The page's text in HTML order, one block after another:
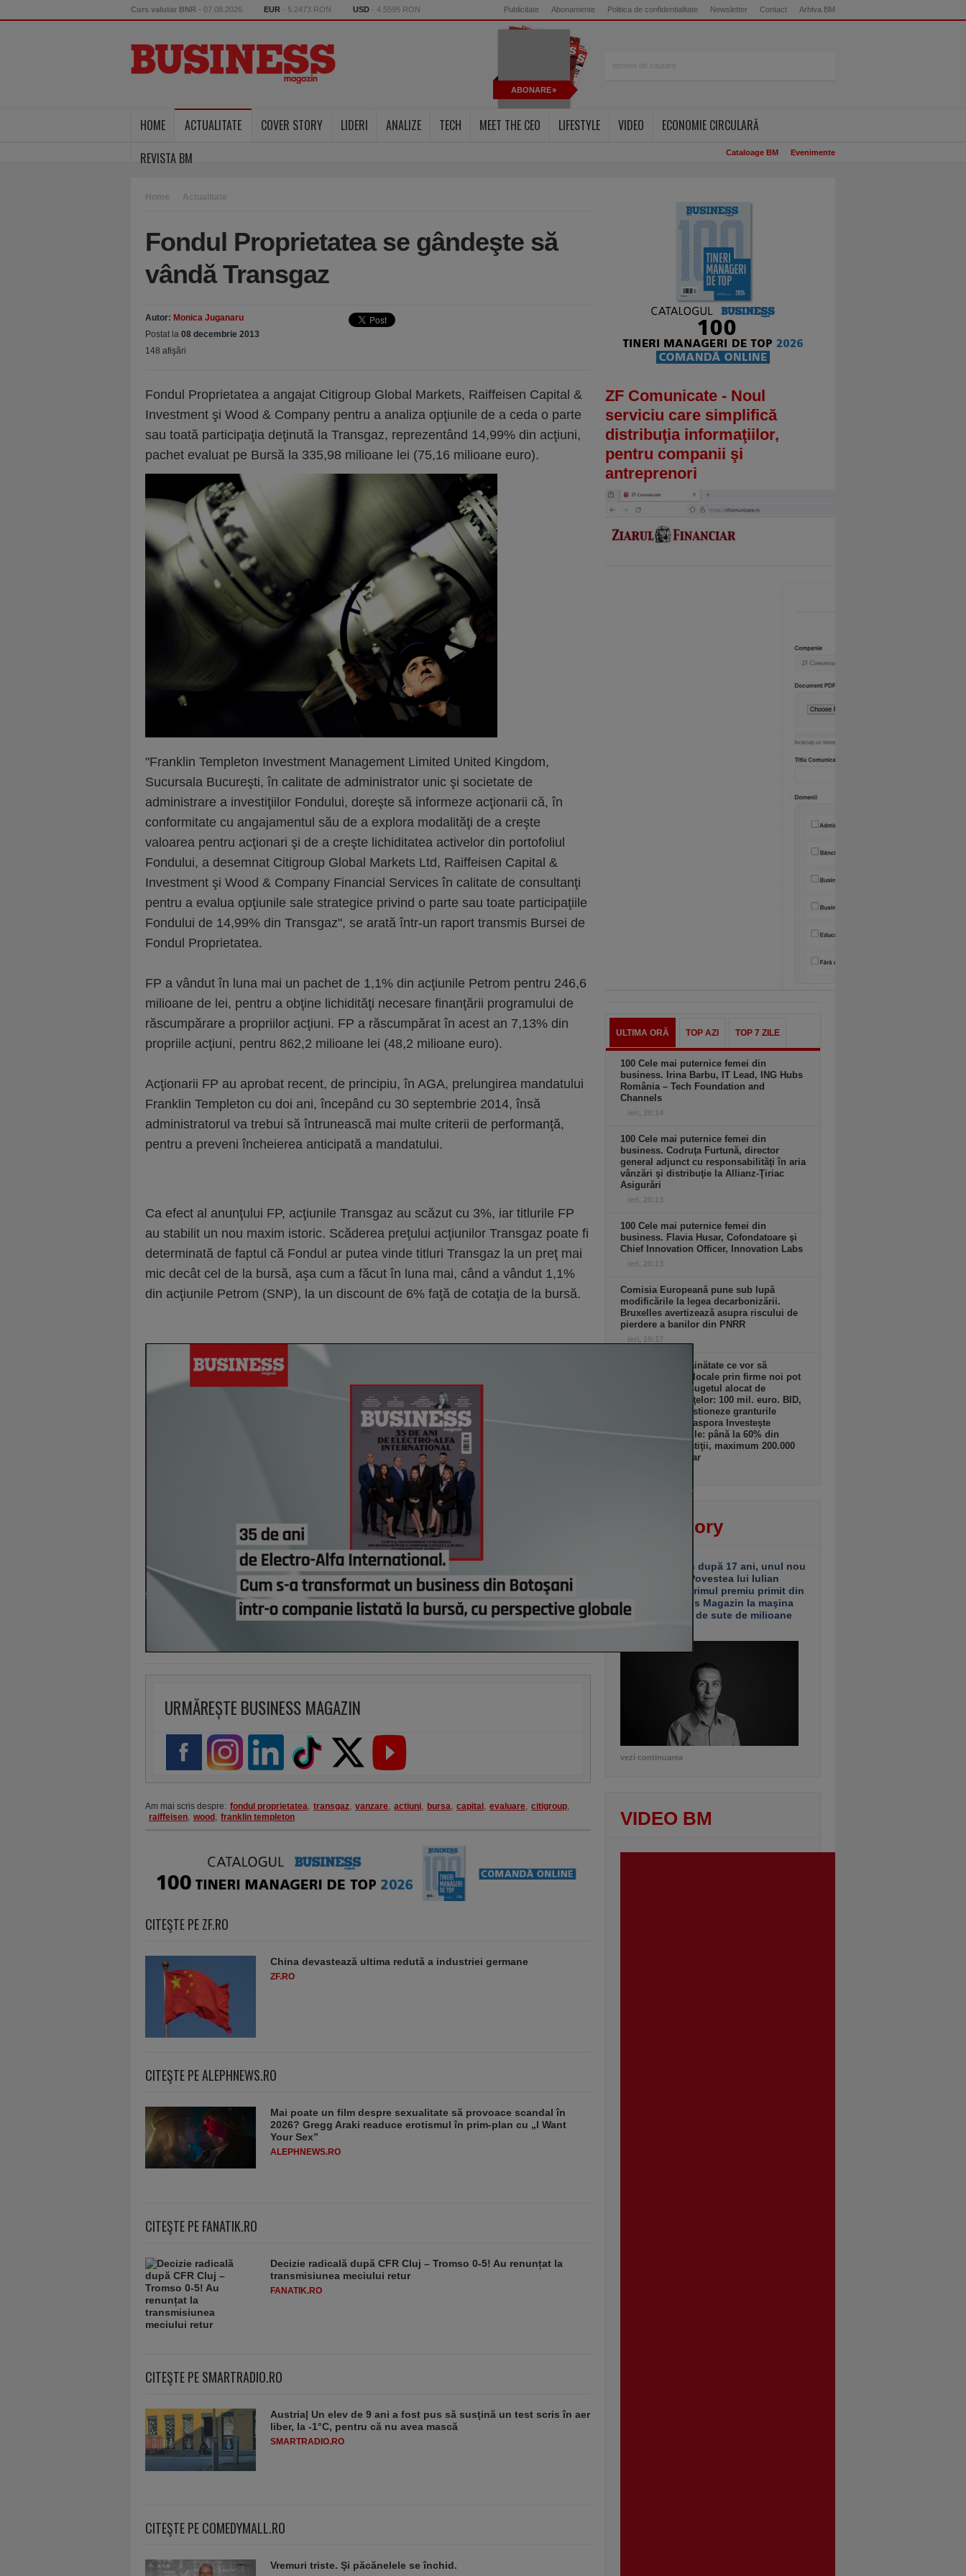
Curs valutar BNR - 07.08.2026 EUR - 5.2473 RON USD - 4.5595 RON Publicitate Abonamente Politica de confidentialitate Newsletter Contact Arhiva BM
ABONARE
HOME ACTUALITATE COVER STORY LIDERI ANALIZE TECH MEET THE CEO LIFESTYLE VIDEO
ECONOMIE CIRCULARĂ
REVISTA BM
Cataloage BM Evenimente
Home Actualitate
Fondul Proprietatea se gândeşte să
vândă Transgaz
Autor: Monica Juganaru
Postat la 08 decembrie 2013
148 afişări
Fondul Proprietatea a angajat Citigroup Global Markets, Raiffeisen Capital &
Investment şi Wood & Company pentru a analiza opţiunile de a ceda o parte
sau toată participaţia deţinută la Transgaz, reprezentând 14,99% din acţiuni,
pachet evaluat pe Bursă la 335,98 milioane lei (75,16 milioane euro).
"Franklin Templeton Investment Management Limited United Kingdom,
Sucursala Bucureşti, în calitate de administrator unic şi societate de
administrare a investiţiilor Fondului, doreşte să informeze acţionarii că, în
conformitate cu angajamentul său de a explora modalităţi de a creşte
valoarea pentru acţionari şi de a creşte lichiditatea activelor din portofoliul
Fondului, a desemnat Citigroup Global Markets Ltd, Raiffeisen Capital &
Investment şi Wood & Company Financial Services în calitate de consultanţi
pentru a evalua opţiunile sale strategice privind o parte sau toate participaţiile
Fondului de 14,99% din Transgaz", se arată într-un raport transmis Bursei de
Fondul Proprietatea.
FP a vândut în luna mai un pachet de 1,1% din acţiunile Petrom pentru 246,6
milioane de lei, pentru a obţine lichidităţi necesare finanţării programului de
răscumpărare a propriilor acţiuni. FP a răscumpărat în acest an 7,13% din
propriile acţiuni, pentru 862,2 milioane lei (48,2 milioane euro).
Acţionarii FP au aprobat recent, de principiu, în AGA, prelungirea mandatului
Franklin Templeton cu doi ani, începând cu 30 septembrie 2014, însă
administratorul va trebui să întrunească mai multe criterii de performanţă,
pentru a preveni încheierea anticipată a mandatului.
Ca efect al anunţului FP, acţiunile Transgaz au scăzut cu 3%, iar titlurile FP
au stabilit un nou maxim istoric. Scăderea preţului acţiunilor Transgaz poate fi
determinată de faptul că Fondul ar putea vinde titluri Transgaz la un preţ mai
mic decât cel de la bursă, aşa cum a făcut în luna mai, când a vândut 1,1%
din acţiunile Petrom (SNP), la un discount de 6% faţă de cotaţia de la bursă.
URMĂREȘTE BUSINESS MAGAZIN
Am mai scris despre: fondul proprietatea, transgaz, vanzare, actiuni, bursa, capital , evaluare, citigroup,
raiffeisen, wood , franklin templeton
CITEŞTE PE ZF.RO
China devastează ultima redută a industriei germane
ZF.RO
CITEŞTE PE ALEPHNEWS.RO
Mai poate un film despre sexualitate să provoace scandal în
2026? Gregg Araki readuce erotismul în prim-plan cu „I Want
Your Sex”
ALEPHNEWS.RO
CITEŞTE PE FANATIK.RO
Decizie radicală după CFR Cluj – Tromso 0-5! Au renunțat la
transmisiunea meciului retur
FANATIK.RO
CITEŞTE PE SMARTRADIO.RO
Austria| Un elev de 9 ani a fost pus să susţină un test scris în aer
liber, la -1°C, pentru că nu avea mască
SMARTRADIO.RO
CITEŞTE PE COMEDYMALL.RO
Vremuri triste. Şi păcănelele se închid.
ZF Comunicate - Noul
serviciu care simplifică
distribuţia informaţiilor,
pentru companii şi
antreprenori
ULTIMA ORĂ TOP AZI TOP 7 ZILE
100 Cele mai puternice femei din
business. Irina Barbu, IT Lead, ING Hubs
România – Tech Foundation and
Channels
ieri, 20:14
100 Cele mai puternice femei din
business. Codruţa Furtună, director
general adjunct cu responsabilităţi în aria
vânzări şi distribuţie la Allianz-Ţiriac
Asigurări
ieri, 20:13
100 Cele mai puternice femei din
business. Flavia Husar, Cofondatoare şi
Chief Innovation Officer, Innovation Labs
ieri, 20:13
Comisia Europeană pune sub lupă
modificările la legea decarbonizării.
Bruxelles avertizează asupra riscului de
pierdere a banilor din PNRR
ieri, 19:17
Românii din străinătate ce vor să
dezvolte afaceri locale prin firme noi pot
primi granturi. Bugetul alocat de
Ministerul Finanţelor: 100 mil. euro. BID,
mandatată să gestioneze granturile
programului „Diaspora Investeşte
Acasă”. Granturile: până la 60% din
creditul de investiţii, maximum 200.000
de euro/beneficiar
Cover story
Un pariu închis după 17 ani, unul nou
abia deschis. Povestea lui Iulian
Stanciu de la primul premiu primit din
partea Business Magazin la maşina
lui de investiţii de sute de milioane
vezi continuarea
VIDEO BM